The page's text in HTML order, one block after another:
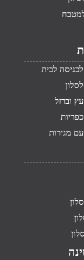
למטבח
לבית
וברזל
מגירות